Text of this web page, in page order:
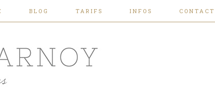
BLOG TARIFS INFOS CONTACT